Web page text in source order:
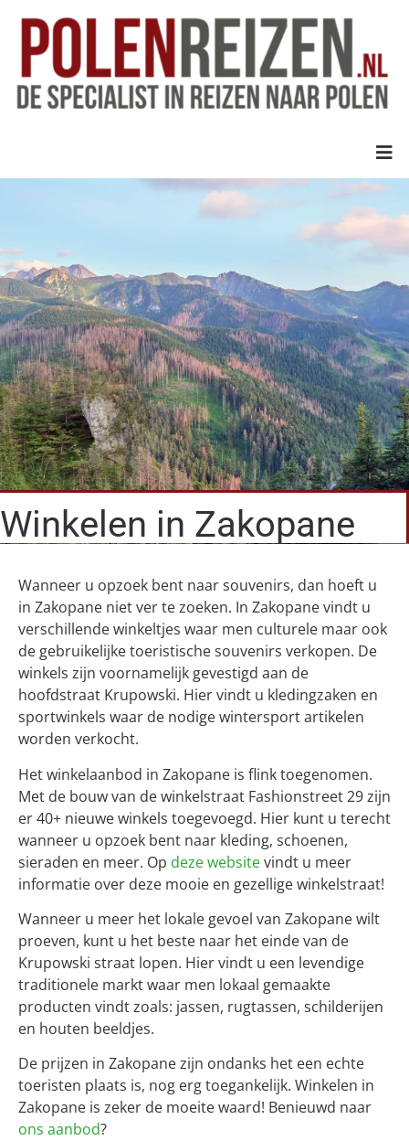
Winkelen in Zakopane
Wanneer u opzoek bent naar souvenirs, dan hoeft u
in Zakopane niet ver te zoeken. In Zakopane vindt u
verschillende winkeltjes waar men culturele maar ook
de gebruikelijke toeristische souvenirs verkopen. De
winkels zijn voornamelijk gevestigd aan de
hoofdstraat Krupowski. Hier vindt u kledingzaken en
sportwinkels waar de nodige wintersport artikelen
worden verkocht.
Het winkelaanbod in Zakopane is flink toegenomen.
Met de bouw van de winkelstraat Fashionstreet 29 zijn
er 40+ nieuwe winkels toegevoegd. Hier kunt u terecht
wanneer u opzoek bent naar kleding, schoenen,
sieraden en meer. Op deze websitevindt u meer
informatie over deze mooie en gezellige winkelstraat!
Wanneer u meer het lokale gevoel van Zakopane wilt
proeven, kunt u het beste naar het einde van de
Krupowski straat lopen. Hier vindt u een levendige
traditionele markt waar men lokaal gemaakte
producten vindt zoals: jassen, rugtassen, schilderijen
en houten beeldjes.
De prijzen in Zakopane zijn ondanks het een echte
toeristen plaats is, nog erg toegankelijk. Winkelen in
Zakopane is zeker de moeite waard! Benieuwd naar
ons aanbod?